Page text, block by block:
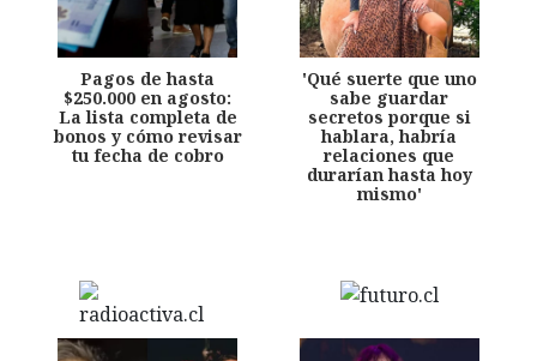
Pagos de hasta
$250.000 en agosto:
La lista completa de
bonos y cómo revisar
tu fecha de cobro
'Qué suerte que uno
sabe guardar
secretos porque si
hablara, habría
relaciones que
durarían hasta hoy
mismo'